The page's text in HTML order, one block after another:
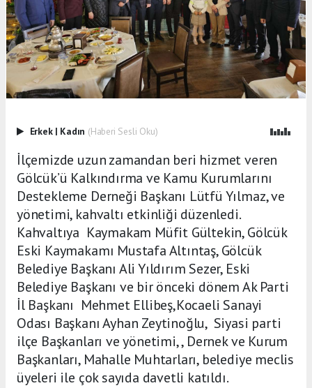
Erkek | Kadın (Haberi Sesli Oku)
İlçemizde uzun zamandan beri hizmet veren
Gölcük’ü Kalkındırma ve Kamu Kurumlarını
Destekleme Derneği Başkanı Lütfü Yılmaz, ve
yönetimi, kahvaltı etkinliği düzenledi.
Kahvaltıya Kaymakam Müfit Gültekin, Gölcük
Eski Kaymakamı Mustafa Altıntaş, Gölcük
Belediye Başkanı Ali Yıldırım Sezer, Eski
Belediye Başkanı ve bir önceki dönem Ak Parti
İl Başkanı Mehmet Ellibeş,Kocaeli Sanayi
Odası Başkanı Ayhan Zeytinoğlu, Siyasi parti
ilçe Başkanları ve yönetimi, , Dernek ve Kurum
Başkanları, Mahalle Muhtarları, belediye meclis
üyeleri ile çok sayıda davetli katıldı.